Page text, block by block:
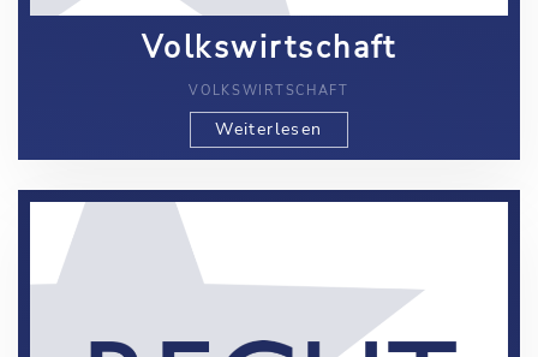
Volkswirtschaft
VOLKSWIRTSCHAFT
Weiterlesen